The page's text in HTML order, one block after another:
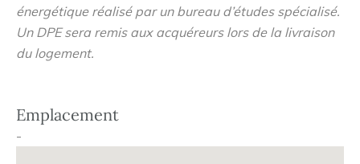
terrasses à vivre de 50 à 115 m ! Un produit rare dans un
quartier de caractère. Primo-accédants, bénéficiez du
prêt à 0% pour financer votre résidence principale :
maintenant.
énergétique réalisé par un bureau d’études spécialisé.
Un DPE sera remis aux acquéreurs lors de la livraison
du logement.
Emplacement
-